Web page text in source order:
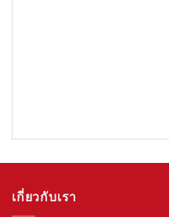
เกี่ยวกับเรา